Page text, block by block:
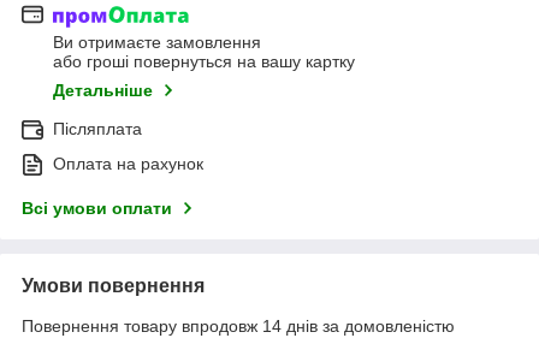
Ви отримаєте замовлення
або гроші повернуться на вашу картку
Детальніше
Післяплата
Оплата на рахунок
Всі умови оплати
Умови повернення
Повернення товару впродовж 14 днів за домовленістю